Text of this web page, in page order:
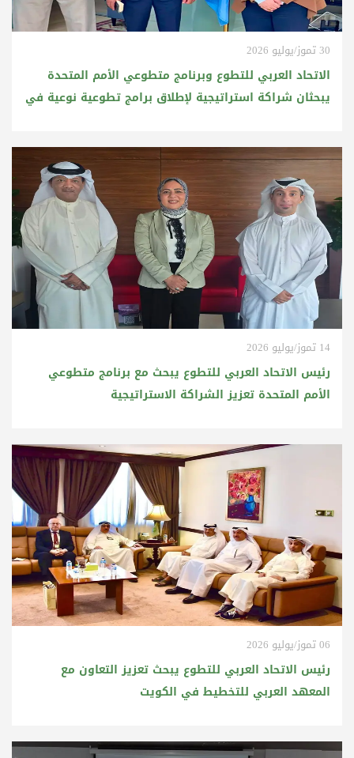
الاتحاد العربي للتطوع وبرنامج متطوعي الأمم المتحدة
يبحثان شراكة استراتيجية لإطلاق برامج تطوعية نوعية في
30 تموز/يوليو 2026
رئيس الاتحاد العربي للتطوع يبحث مع برنامج متطوعي
الأمم المتحدة تعزيز الشراكة الاستراتيجية
14 تموز/يوليو 2026
رئيس الاتحاد العربي للتطوع يبحث تعزيز التعاون مع
المعهد العربي للتخطيط في الكويت
06 تموز/يوليو 2026